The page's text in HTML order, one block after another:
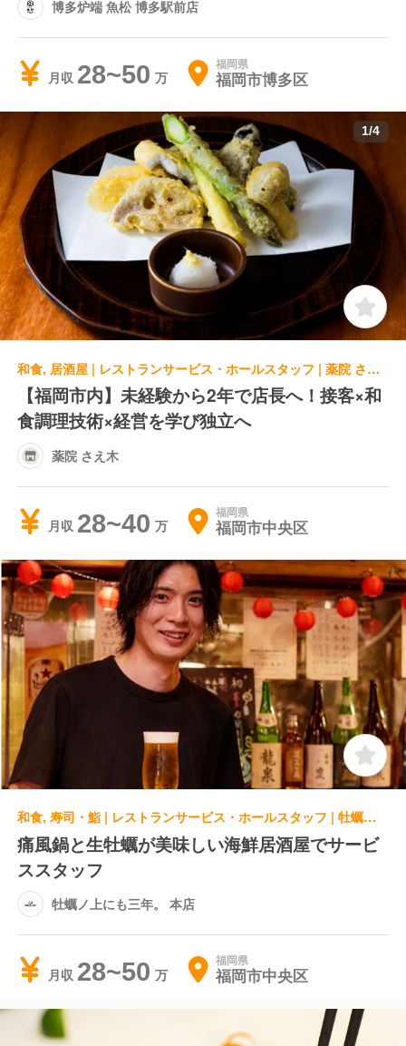
博多炉端 魚松 博多駅前店
月収 28~50 福岡県
福岡市博多区
1/4
和食, 居酒屋 | レストランサービス・ホールスタッフ | 薬院 さえ木
【福岡市内】未経験から2年で店長へ！接客×和
食調理技術×経営を学び独立へ
薬院 さえ木
月収 28~40 福岡県
福岡市中央区
和食, 寿司・鮨 | レストランサービス・ホールスタッフ | 牡蠣ノ上にも三年。 本店
痛風鍋と生牡蠣が美味しい海鮮居酒屋でサービ
ススタッフ
牡蠣ノ上にも三年。 本店
月収 28~50 福岡県
福岡市中央区